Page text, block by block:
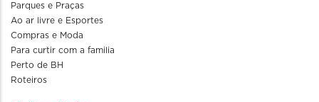
Parques e Praças
Ao ar livre e Esportes
Compras e Moda
Para curtir com a familia
Perto de BH
Roteiros